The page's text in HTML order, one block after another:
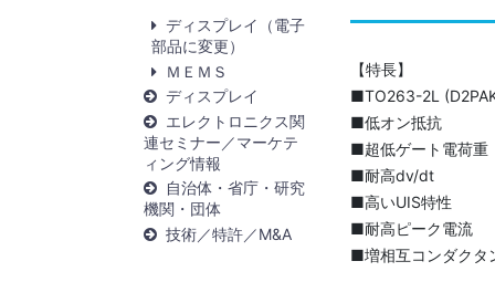
ディスプレイ（電子
部品に変更）
ＭＥＭＳ
ディスプレイ
エレクトロニクス関
連セミナー／マーケテ
ィング情報
自治体・省庁・研究
機関・団体
技術／特許／M&A
【特長】
■TO263-2L
■低オン抵抗
■超低ゲート電荷重
■耐高dv/dt
■高いUIS特性
■耐高ピーク電流
■増相互コンダクタ